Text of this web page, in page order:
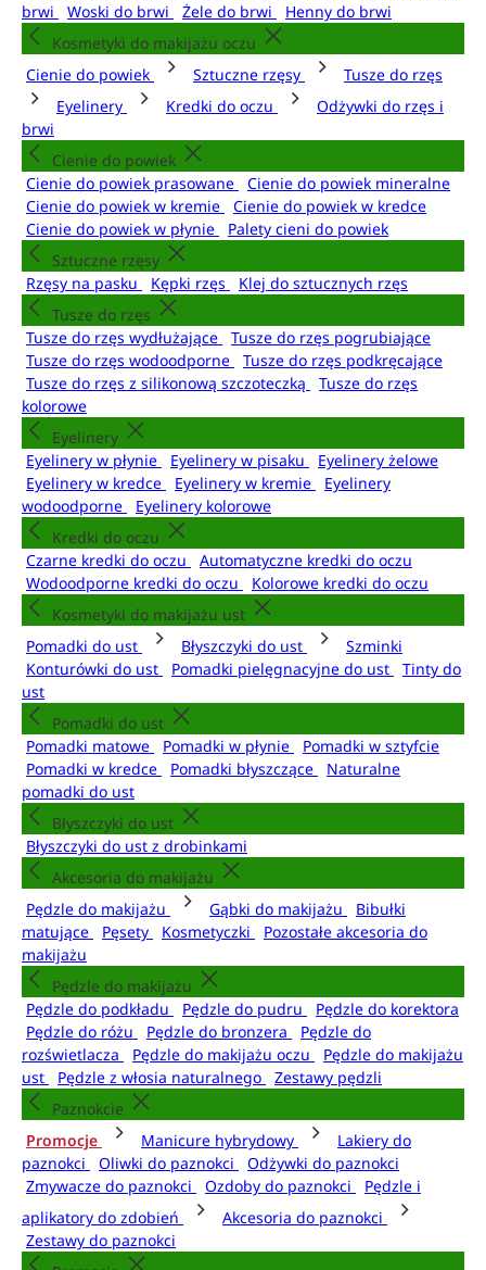
brwi
Woski do brwi Żele do brwi
Henny do brwi
Kosmetyki do makijażu oczu
Cienie do powiek
Sztuczne rzęsy
Tusze do rzęs
Eyelinery
Kredki do oczu
Odżywki do rzęs i
brwi
Cienie do powiek
Cienie do powiek prasowane
Cienie do powiek mineralne
Cienie do powiek w kremie
Cienie do powiek w kredce
Cienie do powiek w płynie
Palety cieni do powiek
Sztuczne rzęsy
Rzęsy na pasku
Kępki rzęs
Klej do sztucznych rzęs
Tusze do rzęs
Tusze do rzęs wydłużające
Tusze do rzęs pogrubiające
Tusze do rzęs wodoodporne
Tusze do rzęs podkręcające
Tusze do rzęs z silikonową szczoteczką
Tusze do rzęs
kolorowe
Eyelinery
Eyelinery w płynie
Eyelinery w pisaku
Eyelinery żelowe
Eyelinery w kredce
Eyelinery w kremie
Eyelinery
wodoodporne
Eyelinery kolorowe
Kredki do oczu
Czarne kredki do oczu
Automatyczne kredki do oczu
Wodoodporne kredki do oczu
Kolorowe kredki do oczu
Kosmetyki do makijażu ust
Pomadki do ust
Błyszczyki do ust
Szminki
Konturówki do ust
Pomadki pielęgnacyjne do ust
Tinty do
ust
Pomadki do ust
Pomadki matowe
Pomadki w płynie
Pomadki w sztyfcie
Pomadki w kredce
Pomadki błyszczące
Naturalne
pomadki do ust
Błyszczyki do ust
Błyszczyki do ust z drobinkami
Akcesoria do makijażu
Pędzle do makijażu
Gąbki do makijażu
Bibułki
matujące
Pęsety Kosmetyczki
Pozostałe akcesoria do
makijażu
Pędzle do makijażu
Pędzle do podkładu
Pędzle do pudru
Pędzle do korektora
Pędzle do różu
Pędzle do bronzera
Pędzle do
rozświetlacza
Pędzle do makijażu oczu
Pędzle do makijażu
ust
Pędzle z włosia naturalnego
Zestawy pędzli
Paznokcie
Promocje
Manicure hybrydowy
Lakiery do
paznokci
Oliwki do paznokci
Odżywki do paznokci
Zmywacze do paznokci
Ozdoby do paznokci
Pędzle i
aplikatory do zdobień
Akcesoria do paznokci
Zestawy do paznokci